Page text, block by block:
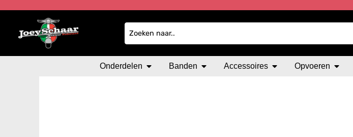
Onderdelen Banden Accessoires Opvoeren